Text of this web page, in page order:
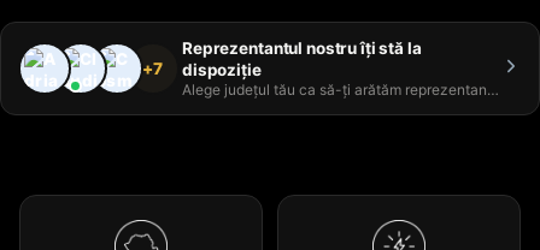
+7
Reprezentantul nostru îți stă la
dispoziție
Alege județul tău ca să-ți arătăm reprezentantul